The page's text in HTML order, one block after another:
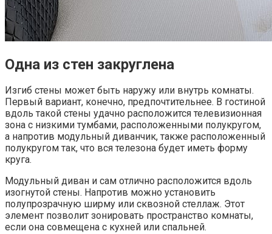
Одна из стен закруглена
Изгиб стены может быть наружу или внутрь комнаты.
Первый вариант, конечно, предпочтительнее. В гостиной
вдоль такой стены удачно расположится телевизионная
зона с низкими тумбами, расположенными полукругом,
а напротив модульный диванчик, также расположенный
полукругом так, что вся телезона будет иметь форму
круга.
Модульный диван и сам отлично расположится вдоль
изогнутой стены. Напротив можно установить
полупрозрачную ширму или сквозной стеллаж. Этот
элемент позволит зонировать пространство комнаты,
если она совмещена с кухней или спальней.